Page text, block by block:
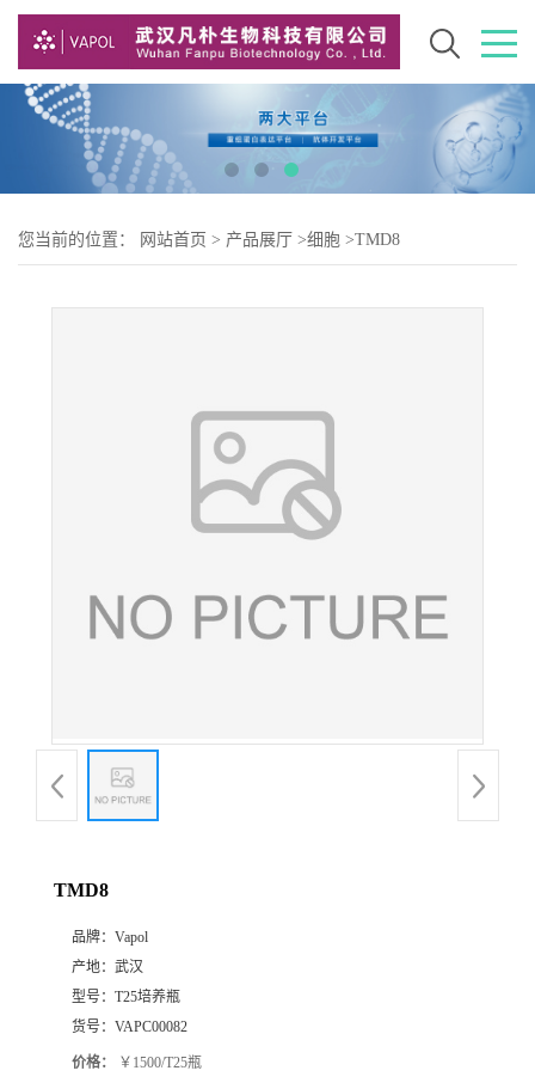
您当前的位置： 网站首页 > 产品展厅 >细胞 >TMD8
TMD8
品牌： Vapol
产地： 武汉
型号： T25培养瓶
货号： VAPC00082
价格： ￥1500/T25瓶